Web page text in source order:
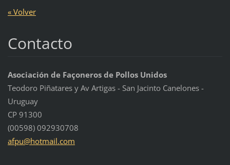
« Volver
Contacto
Asociación de Façoneros de Pollos Unidos
Teodoro Piñatares y Av Artigas - San Jacinto Canelones -
Uruguay
CP 91300
(00598) 092930708
afpu@hotmail.com